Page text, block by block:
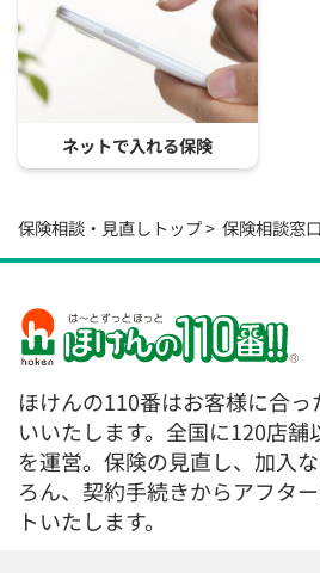
ネットで入れる保険
保険相談・見直しトップ 保険相談窓
ほけんの110番はお客様に合
いいたします。全国に120店
を運営。保険の見直し、加入
ろん、契約手続きからアフタ
トいたします。